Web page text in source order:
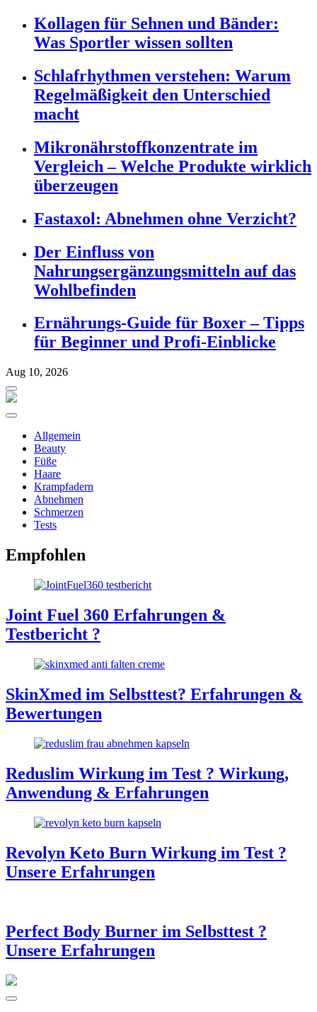
Kollagen für Sehnen und Bänder:
Was Sportler wissen sollten
Schlafrhythmen verstehen: Warum
Regelmäßigkeit den Unterschied
macht
Mikronährstoffkonzentrate im
Vergleich – Welche Produkte wirklich
überzeugen
Fastaxol: Abnehmen ohne Verzicht?
Der Einfluss von
Nahrungsergänzungsmitteln auf das
Wohlbefinden
Ernährungs-Guide für Boxer – Tipps
für Beginner und Profi-Einblicke
Aug 10, 2026
Allgemein
Beauty
Füße
Haare
Krampfadern
Abnehmen
Schmerzen
Tests
Empfohlen
Joint Fuel 360 Erfahrungen &
Testbericht ?
SkinXmed im Selbsttest? Erfahrungen &
Bewertungen
Reduslim Wirkung im Test ? Wirkung,
Anwendung & Erfahrungen
Revolyn Keto Burn Wirkung im Test ?
Unsere Erfahrungen
Perfect Body Burner im Selbsttest ?
Unsere Erfahrungen